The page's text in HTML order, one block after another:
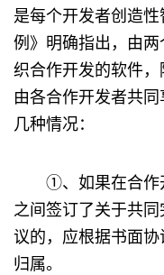
是每个开发者创造
例》明确指出，由
织合作开发的软件
由各合作开发者共
几种情况：
①、如果在合作开
之间签订了关于共
议的，应根据书面
归属。